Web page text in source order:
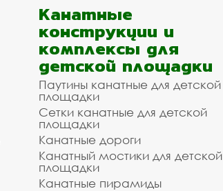
Канатные
конструкции и
комплексы для
детской площадки
Паутины канатные для детской
площадки
Сетки канатные для детской
площадки
Канатные дороги
Канатный мостики для детской
площадки
Канатные пирамиды